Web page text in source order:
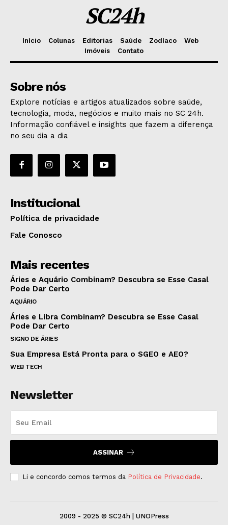
SC24h
Início Colunas Editorias Saúde Zodíaco
Web
Imóveis
Contato
Sobre nós
Explore notícias e artigos atualizados sobre saúde,
tecnologia, moda, negócios e muito mais no SC 24h.
Informação confiável e insights que fazem a diferença
no seu dia a dia
Institucional
Política de privacidade
Fale Conosco
Mais recentes
Áries e Aquário Combinam? Descubra se Esse Casal
Pode Dar Certo
AQUÁRIO
Áries e Libra Combinam? Descubra se Esse Casal
Pode Dar Certo
SIGNO DE ÁRIES
Sua Empresa Está Pronta para o SGEO e AEO?
WEB TECH
Newsletter
ASSINAR
Li e concordo comos termos da Política de Privacidade.
2009 - 2025 © SC24h | UNOPress